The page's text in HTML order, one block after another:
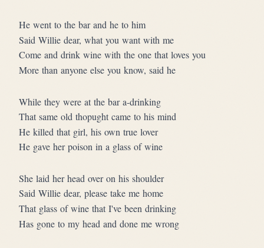
He went to the bar and he to him
Said Willie dear, what you want with me
Come and drink wine with the one that loves you
More than anyone else you know, said he
While they were at the bar a-drinking
That same old thopught came to his mind
He killed that girl, his own true lover
He gave her poison in a glass of wine
She laid her head over on his shoulder
Said Willie dear, please take me home
That glass of wine that I've been drinking
Has gone to my head and done me wrong